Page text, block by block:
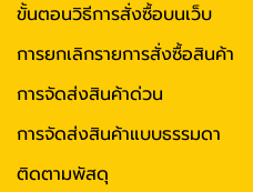
ขั้นตอนวิธีการสั่งซื้อบนเว็บ
การยกเลิกรายการสั่งซื้อสินค้า
การจัดส่งสินค้าด่วน
การจัดส่งสินค้าแบบธรรมดา
ติดตามพัสดุ